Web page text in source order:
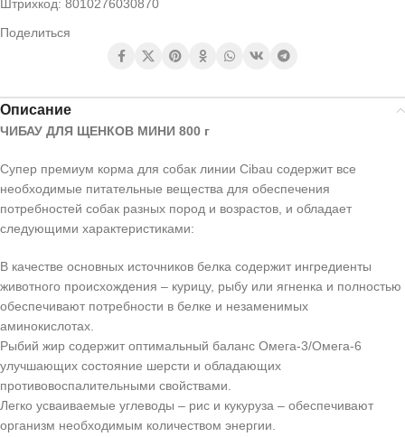
Штрихкод: 8010276030870
Поделиться
Описание
ЧИБАУ ДЛЯ ЩЕНКОВ МИНИ 800 г
Супер премиум корма для собак линии Cibau содержит все
необходимые питательные вещества для обеспечения
потребностей собак разных пород и возрастов, и обладает
следующими характеристиками:
В качестве основных источников белка содержит ингредиенты
животного происхождения – курицу, рыбу или ягненка и полностью
обеспечивают потребности в белке и незаменимых
аминокислотах.
Рыбий жир содержит оптимальный баланс Омега-3/Омега-6
улучшающих состояние шерсти и обладающих
противовоспалительными свойствами.
Легко усваиваемые углеводы – рис и кукуруза – обеспечивают
организм необходимым количеством энергии.